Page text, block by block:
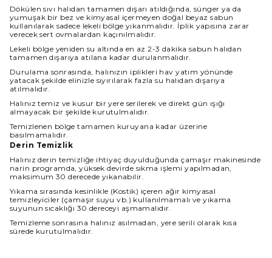
Dökülen sıvı halıdan tamamen dışarı atıldığında, sünger ya da
yumuşak bir bez ve kimyasal içermeyen doğal beyaz sabun
kullanılarak sadece lekeli bölge yıkanmalıdır. İplik yapısına zarar
verecek sert ovmalardan kaçınılmalıdır.
Lekeli bölge yeniden su altında en az 2-3 dakika sabun halıdan
tamamen dışarıya atılana kadar durulanmalıdır.
Durulama sonrasında, halınızın iplikleri hav yatım yönünde
yatacak şekilde elinizle sıyırılarak fazla su halıdan dışarıya
atılmalıdır.
Halınız temiz ve kusur bir yere serilerek ve direkt gün ışığı
almayacak bir şekilde kurutulmalıdır.
Temizlenen bölge tamamen kuruyana kadar üzerine
basılmamalıdır.
Derin Temizlik
Halınız derin temizliğe ihtiyaç duyulduğunda çamaşır makinesinde
narin programda, yüksek devirde sıkma işlemi yapılmadan,
maksimum 30 derecede yıkanabilir.
Yıkama sırasında kesinlikle (Kostik) içeren ağır kimyasal
temizleyiciler (çamaşır suyu vb.) kullanılmamalı ve yıkama
suyunun sıcaklığı 30 dereceyi aşmamalıdır.
Temizleme sonrasına halınız asılmadan, yere serili olarak kısa
sürede kurutulmalıdır.